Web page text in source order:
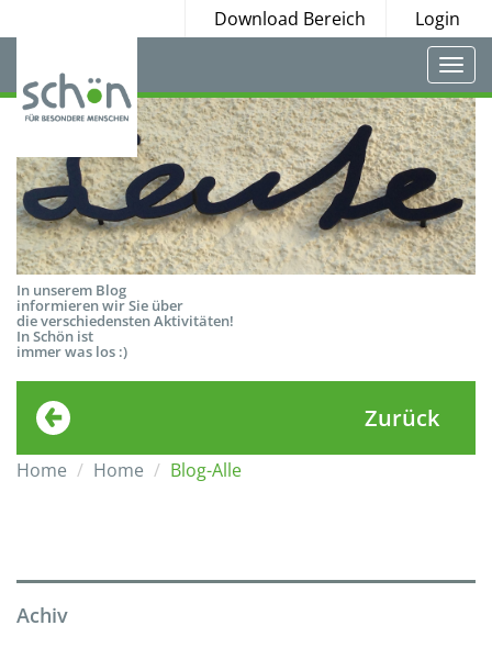
Download Bereich Login
In unserem Blog
informieren wir Sie über
die verschiedensten Aktivitäten!
In Schön ist
immer was los :)
Zurück
Home Home Blog-Alle
Achiv